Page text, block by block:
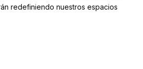
redefiniendo nuestros espacios